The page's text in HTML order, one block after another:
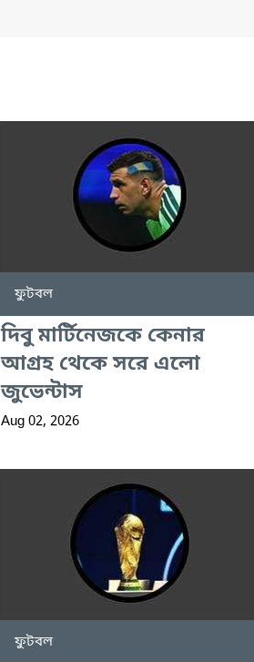
ফুটবল
দিবু মার্টিনেজকে কেনার
আগ্রহ থেকে সরে এলো
জুভেন্টাস
Aug 02, 2026
ফুটবল